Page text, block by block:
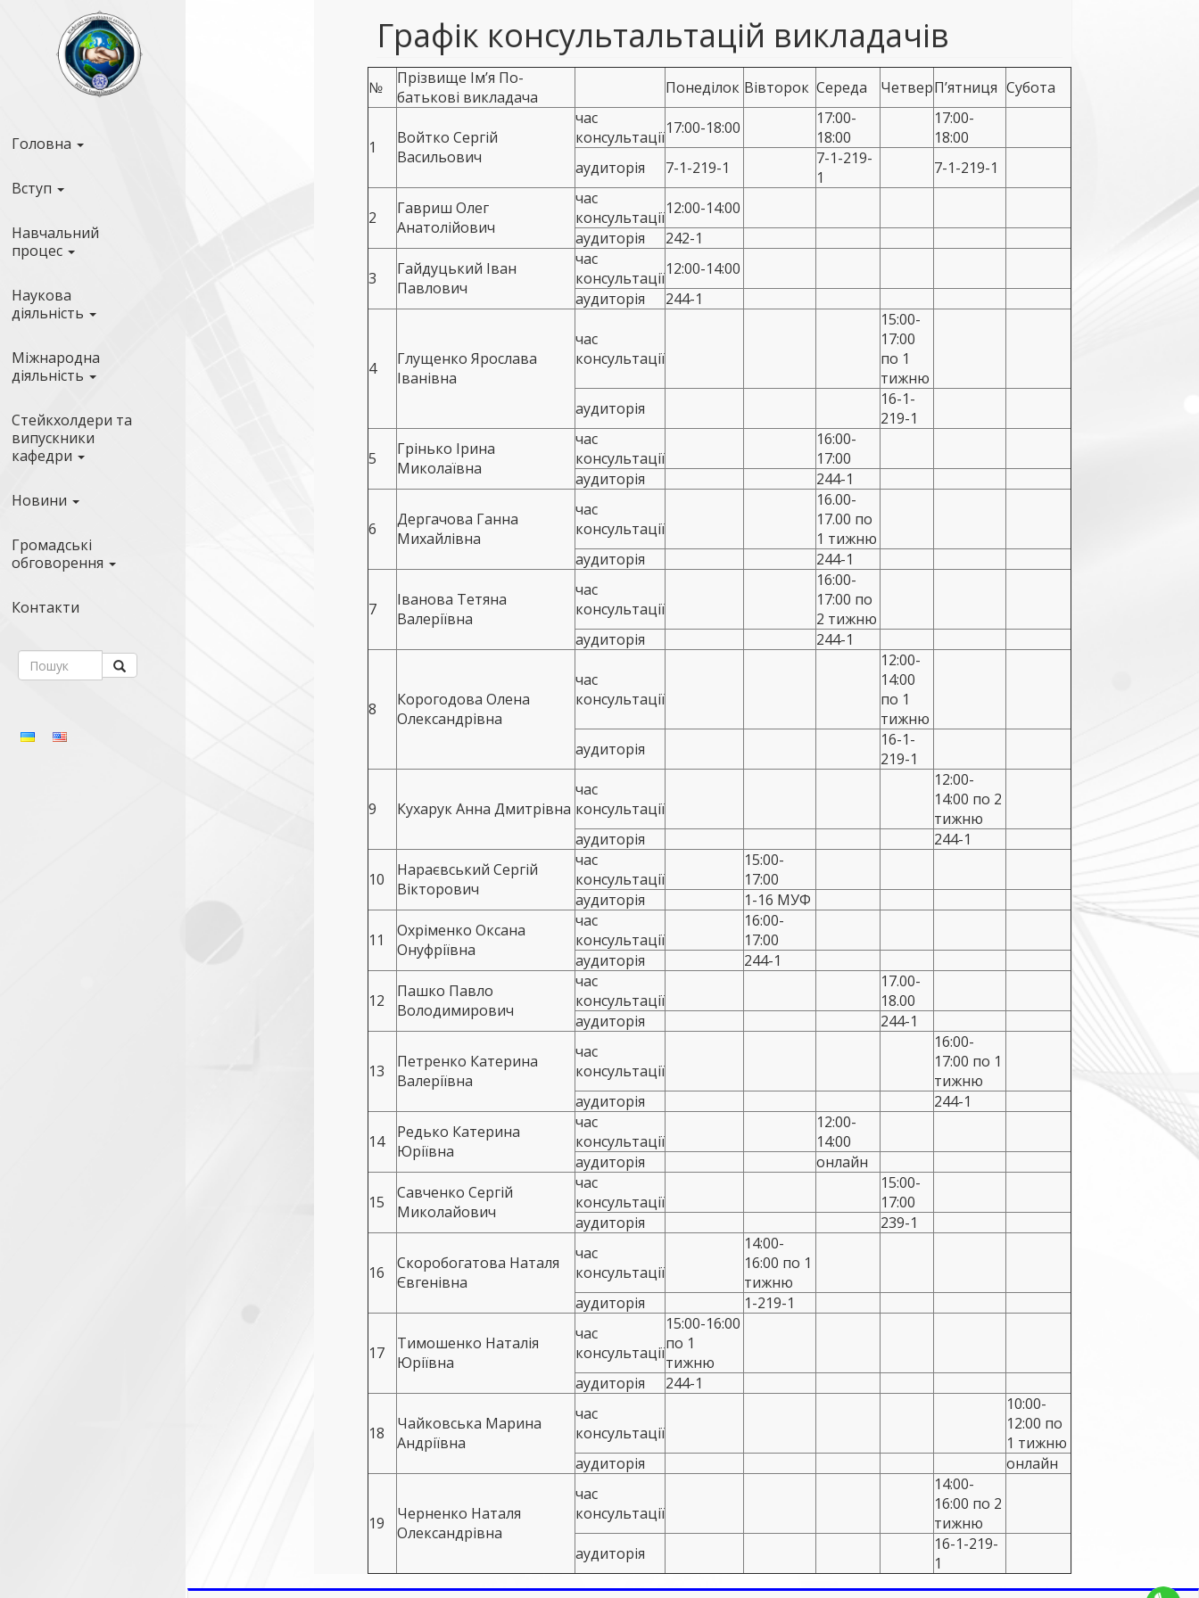
Головна
Вступ
Навчальний
процес
Наукова
діяльність
Міжнародна
діяльність
Стейкхолдери та
випускники
кафедри
Новини
Громадські
обговорення
Контакти
Графік консультальтацій викладачів
№
Прізвище Ім’я По-
батькові викладача
Понеділок Вівторок Середа ЧетверП’ятниця Субота
1
Войтко Сергій
Васильович
час
консультації17:00-18:00
17:00-
18:00
17:00-
18:00
аудиторія
7-1-219-1
7-1-219-
1
7-1-219-1
2
Гавриш Олег
Анатолійович
час
консультації12:00-14:00
аудиторія
242-1
3
Гайдуцький Іван
Павлович
час
консультації12:00-14:00
аудиторія
244-1
4
Глущенко Ярослава
Іванівна
час
консультації
15:00-
17:00
по 1
тижню
аудиторія
16-1-
219-1
5
Грінько Ірина
Миколаївна
час
консультації
16:00-
17:00
аудиторія
244-1
6
Дергачова Ганна
Михайлівна
час
консультації
16.00-
17.00 по
1 тижню
аудиторія
244-1
7
Іванова Тетяна
Валеріївна
час
консультації
16:00-
17:00 по
2 тижню
аудиторія
244-1
8
Корогодова Олена
Олександрівна
час
консультації
12:00-
14:00
по 1
тижню
аудиторія
16-1-
219-1
9 Кухарук Анна Дмитрівна
час
консультації
12:00-
14:00 по 2
тижню
аудиторія
244-1
10
Нараєвський Сергій
Вікторович
час
консультації
15:00-
17:00
аудиторія
1-16 МУФ
11
Охріменко Оксана
Онуфріївна
час
консультації
16:00-
17:00
аудиторія
244-1
12
Пашко Павло
Володимирович
час
консультації
17.00-
18.00
аудиторія
244-1
13
Петренко Катерина
Валеріївна
час
консультації
16:00-
17:00 по 1
тижню
аудиторія
244-1
14
Редько Катерина
Юріївна
час
консультації
12:00-
14:00
аудиторія
онлайн
15
Савченко Сергій
Миколайович
час
консультації
15:00-
17:00
аудиторія
239-1
16
Скоробогатова Наталя
Євгенівна
час
консультації
14:00-
16:00 по 1
тижню
аудиторія
1-219-1
17
Тимошенко Наталія
Юріївна
час
консультації
15:00-16:00
по 1
тижню
аудиторія
244-1
18
Чайковська Марина
Андріївна
час
консультації
10:00-
12:00 по
1 тижню
аудиторія
онлайн
19
Черненко Наталя
Олександрівна
час
консультації
14:00-
16:00 по 2
тижню
аудиторія
16-1-219-
1